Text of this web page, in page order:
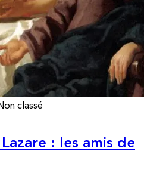
classé
: les amis de